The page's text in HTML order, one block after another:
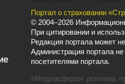
Портал о страховании
© 2004–2026
При цитировании и
Редакция портала может
Администрация портала
посетителями портала.
«Медиасфера»: реклама,